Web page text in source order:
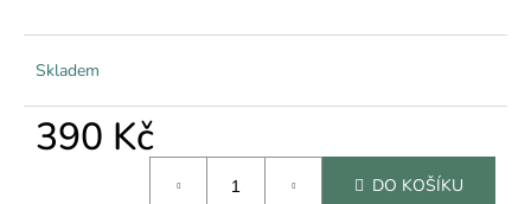
Skladem
390 Kč
DO KOŠÍKU